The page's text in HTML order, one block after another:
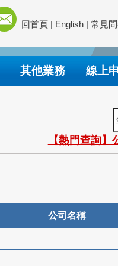
回首頁 | English | 常見
其他業務 線上
【熱門查詢
公司名稱